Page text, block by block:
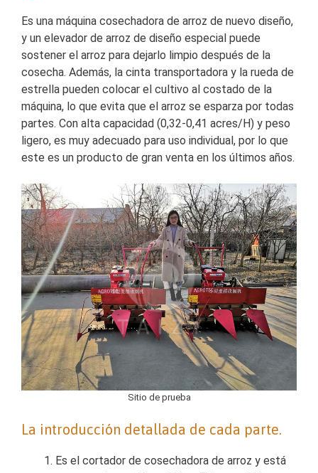
Es una máquina cosechadora de arroz de nuevo diseño,
y un elevador de arroz de diseño especial puede
sostener el arroz para dejarlo limpio después de la
cosecha. Además, la cinta transportadora y la rueda de
estrella pueden colocar el cultivo al costado de la
máquina, lo que evita que el arroz se esparza por todas
partes. Con alta capacidad (0,32-0,41 acres/H) y peso
ligero, es muy adecuado para uso individual, por lo que
este es un producto de gran venta en los últimos años.
Sitio de prueba
La introducción detallada de cada parte.
Es el cortador de cosechadora de arroz y está